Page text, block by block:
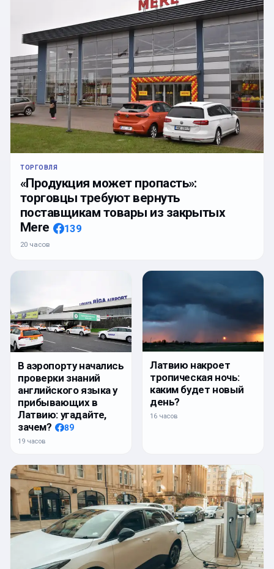
ТОРГОВЛЯ
«Продукция может пропасть»:
торговцы требуют вернуть
поставщикам товары из закрытых
Mere
139
20 часов
В аэропорту начались
проверки знаний
английского языка у
прибывающих в
Латвию: угадайте,
зачем?
89
19 часов
Латвию накроет
тропическая ночь:
каким будет новый
день?
16 часов